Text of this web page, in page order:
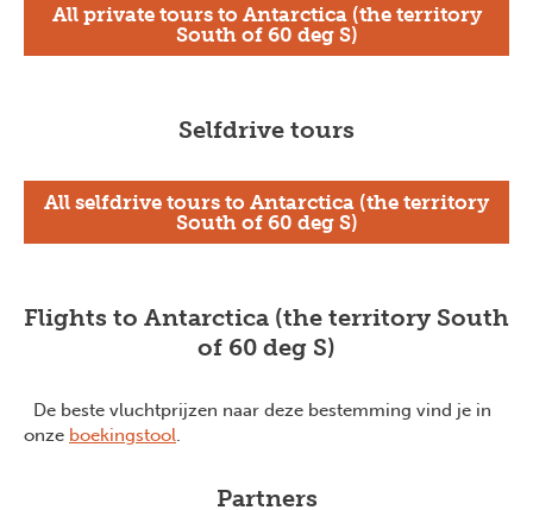
All private tours to Antarctica (the territory
South of 60 deg S)
Selfdrive tours
All selfdrive tours to Antarctica (the territory
South of 60 deg S)
Flights to Antarctica (the territory South
of 60 deg S)
De beste vluchtprijzen naar deze bestemming vind je in
onze boekingstool.
Partners